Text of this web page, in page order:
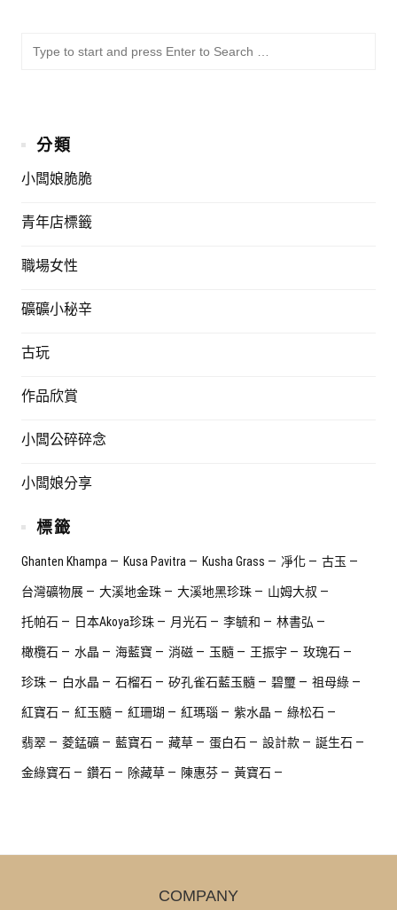
分類
小闆娘脆脆
青年店標籤
職場女性
礦礦小秘辛
古玩
作品欣賞
小闆公碎碎念
小闆娘分享
標籤
Ghanten Khampa Kusa Pavitra Kusha Grass 凈化 古玉
台灣礦物展 大溪地金珠 大溪地黑珍珠 山姆大叔
托帕石 日本Akoya珍珠 月光石 李毓和 林書弘
橄欖石 水晶 海藍寶 消磁 玉髓 王振宇 玫瑰石
珍珠 白水晶 石榴石 矽孔雀石藍玉髓 碧璽 祖母綠
紅寶石 紅玉髓 紅珊瑚 紅瑪瑙 紫水晶 綠松石
翡翠 菱錳礦 藍寶石 藏草 蛋白石 設計款 誕生石
金綠寶石 鑽石 除藏草 陳惠芬 黃寶石
COMPANY